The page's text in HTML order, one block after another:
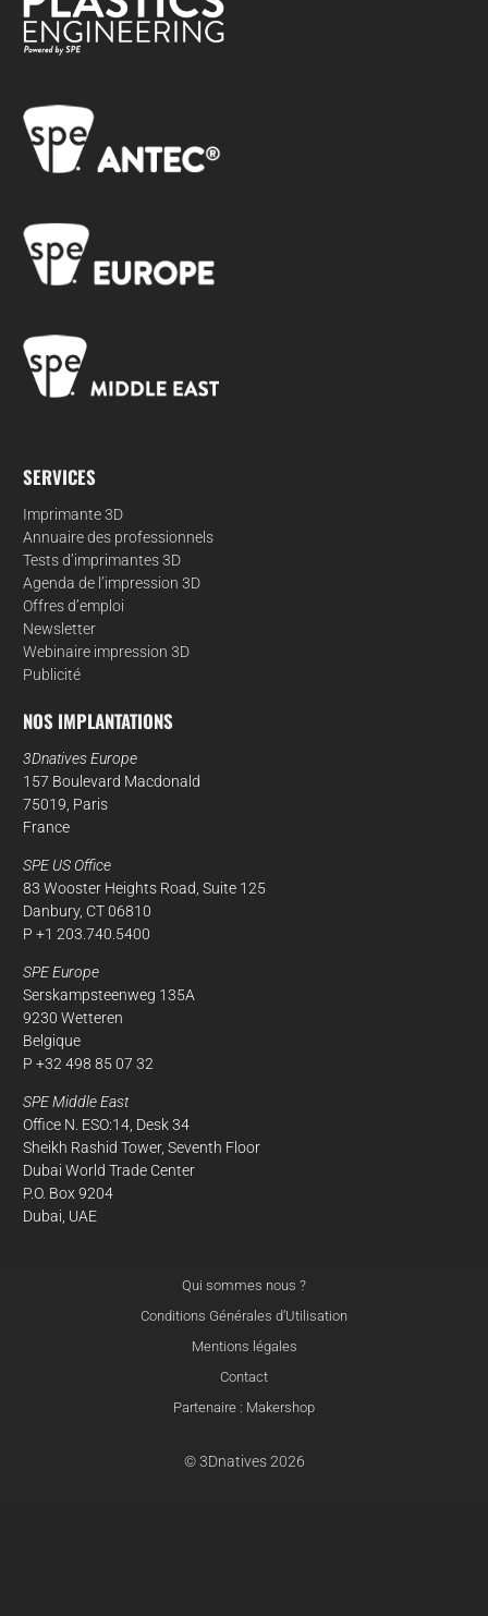
SERVICES
Imprimante 3D
Annuaire des professionnels
Tests d’imprimantes 3D
Agenda de l’impression 3D
Offres d’emploi
Newsletter
Webinaire impression 3D
Publicité
NOS IMPLANTATIONS
3Dnatives Europe
157 Boulevard Macdonald
75019, Paris
France
SPE US Office
83 Wooster Heights Road, Suite 125
Danbury, CT 06810
P +1 203.740.5400
SPE Europe
Serskampsteenweg 135A
9230 Wetteren
Belgique
P +32 498 85 07 32
SPE Middle East
Office N. ESO:14, Desk 34
Sheikh Rashid Tower, Seventh Floor
Dubai World Trade Center
P.O. Box 9204
Dubai, UAE
Qui sommes nous ?
Conditions Générales d’Utilisation
Mentions légales
Contact
Partenaire : Makershop
© 3Dnatives 2026